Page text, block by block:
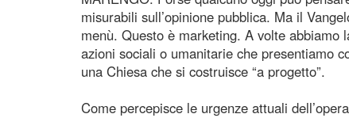
misurabili sull’opinione pubblica. Ma il
menù. Questo è marketing. A volte
azioni sociali o umanitarie che presentiamo
una Chiesa che si costruisce “a progetto”.
Come percepisce le urgenze attuali